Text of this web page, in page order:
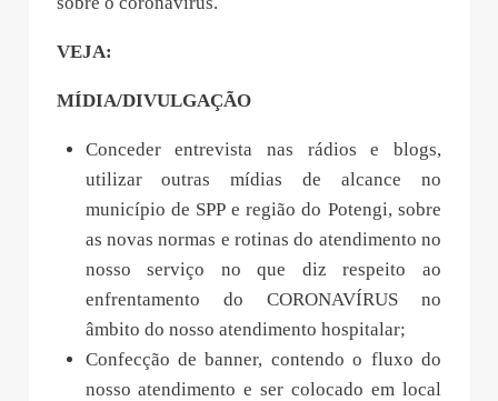
VEJA:
MÍDIA/DIVULGAÇÃO
Conceder entrevista nas rádios e blogs,
utilizar outras mídias de alcance no
município de SPP e região do Potengi, sobre
as novas normas e rotinas do atendimento no
nosso serviço no que diz respeito ao
enfrentamento do CORONAVÍRUS no
âmbito do nosso atendimento hospitalar;
Confecção de banner, contendo o fluxo do
nosso atendimento e ser colocado em local